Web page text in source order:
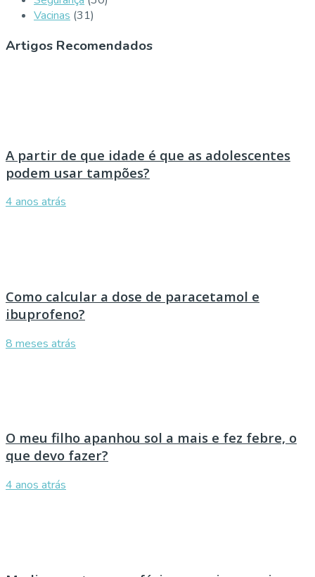
Vacinas (31)
Artigos Recomendados
A partir de que idade é que as adolescentes
podem usar tampões?
4 anos atrás
Como calcular a dose de paracetamol e
ibuprofeno?
8 meses atrás
O meu filho apanhou sol a mais e fez febre, o
que devo fazer?
4 anos atrás